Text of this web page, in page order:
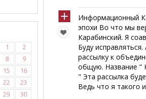
1
2
8
9
15
16
22
23
29
30
Информационный
эпохи Во что мы
Карабинский. Я
Буду
рассылку к
общую. Название "
" Эта рассылка
Ведь что я такого